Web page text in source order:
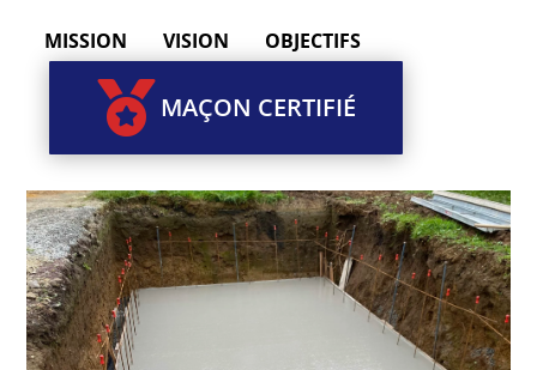
MISSION VISION OBJECTIFS
 MAÇON CERTIFIÉ